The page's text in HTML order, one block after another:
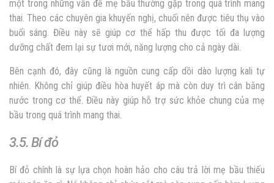
một trong những vấn đề mẹ bầu thường gặp trong quá trình mang
thai. Theo các chuyên gia khuyến nghị, chuối nên được tiêu thụ vào
buổi sáng. Điều này sẽ giúp cơ thể hấp thu được tối đa lượng
dưỡng chất đem lại sự tươi mới, năng lượng cho cả ngày dài.
Bên cạnh đó, đây cũng là nguồn cung cấp dồi dào lượng kali tự
nhiên. Không chỉ giúp điều hòa huyết áp mà còn duy trì cân bằng
nước trong cơ thể. Điều này giúp hỗ trợ sức khỏe chung của mẹ
bầu trong quá trình mang thai.
3.5. Bí đỏ
Bí đỏ chính là sự lựa chọn hoàn hảo cho câu trả lời mẹ bầu thiếu